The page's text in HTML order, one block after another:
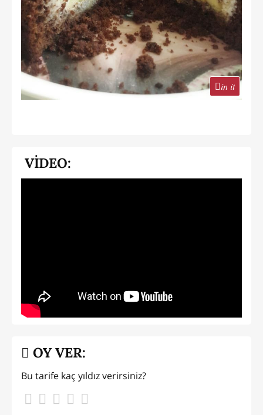
in it
VİDEO:
OY VER:
Bu tarife kaç yıldız verirsiniz?